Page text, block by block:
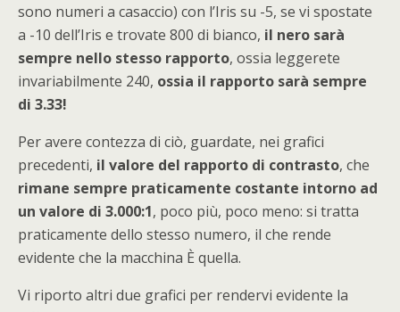
sono numeri a casaccio) con l’Iris su -5, se vi spostate
a -10 dell’Iris e trovate 800 di bianco, il nero sarà
sempre nello stesso rapporto, ossia leggerete
invariabilmente 240, ossia il rapporto sarà sempre
di 3.33!
Per avere contezza di ciò, guardate, nei grafici
precedenti, il valore del rapporto di contrasto, che
rimane sempre praticamente costante intorno ad
un valore di 3.000:1, poco più, poco meno: si tratta
praticamente dello stesso numero, il che rende
evidente che la macchina È quella.
Vi riporto altri due grafici per rendervi evidente la